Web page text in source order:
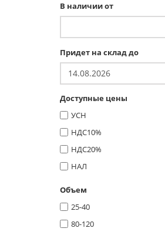
В наличии от
Придет на склад до
Доступные цены
УСН
НДС10%
НДС20%
НАЛ
Объем
25-40
80-120